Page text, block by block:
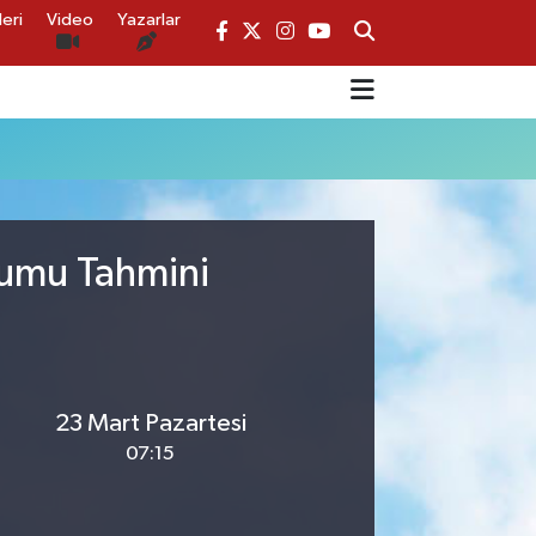
Video Yazarlar
Tahmini
23 Mart Pazartesi
07:15